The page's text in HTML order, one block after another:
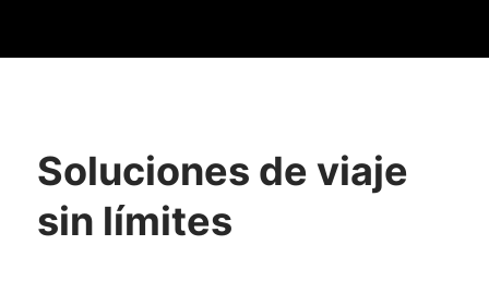
Soluciones de viaje
sin límites